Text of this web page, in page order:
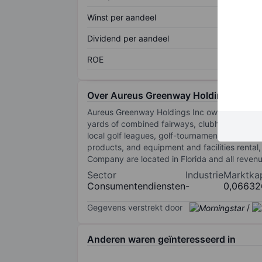
Winst per aandeel
Dividend per aandeel
ROE
Over Aureus Greenway Holdings Inc
Aureus Greenway Holdings Inc own and
yards of combined fairways, clubhouses
local golf leagues, golf-tournaments, and
products, and equipment and facilities
Company are located in Florida and all
Sector
Consumentendiensten
Industrie
-
Gegevens verstrekt door /
Anderen waren geïnteresseerd in